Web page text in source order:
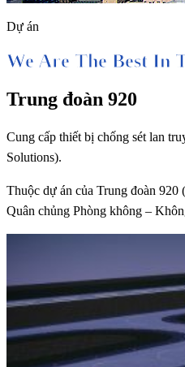
Dự án
We Are The Best In
Trung đoàn 920
Cung cấp thiết bị chống sét lan
Solutions).
Thuộc dự án của Trung đoàn
Quân chủng Phòng không –